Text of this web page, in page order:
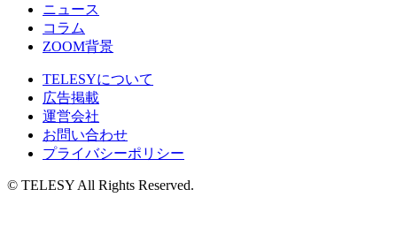
ニュース
コラム
ZOOM背景
TELESYについて
広告掲載
運営会社
お問い合わせ
プライバシーポリシー
© TELESY All Rights Reserved.